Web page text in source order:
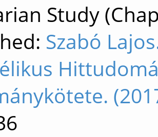
Study
Szabó